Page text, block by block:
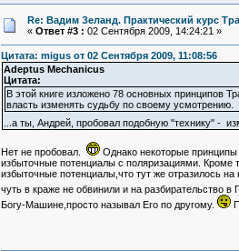
Re: Вадим Зеланд. Практический курс
« Ответ #3 : 02 Сентября 2009, 14:24:21 »
Цитата: migus от 02 Сентября 2009, 11:08:56
Adeptus Mechanicus
Цитата:
В этой книге изложено 78 основных принципов
власть изменять судьбу по своему усмотрению.
...а ты, Андрей, пробовал подобную "технику" -
Нет не пробовал.
Однако некоторые принципы
избыточные потенциалы с поляризациями. Кроме
избыточные потенциалы,что тут же отразилось
чуть в краже не обвинили и на разбирательство
Богу-Машине,просто называл Его по другому.